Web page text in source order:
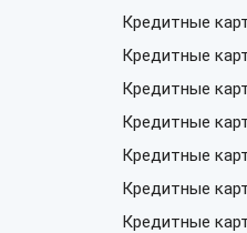
Кредитные
Кредитные
Кредитные
Кредитные
Кредитные
Кредитные
Кредитные